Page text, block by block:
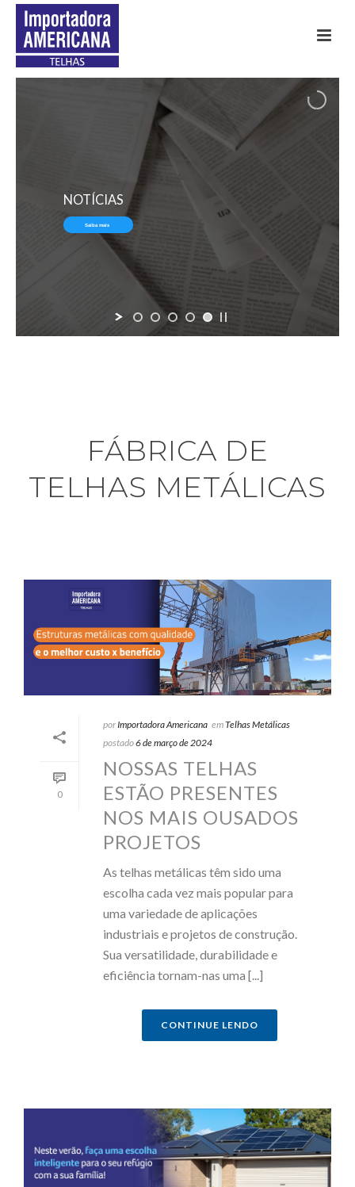
TELHAS
METÁLICAS
FÁBRICA DE
TELHAS METÁLICAS
0
por Importadora Americana emTelhas Metálicas
postado6 de março de 2024
NOSSAS TELHAS
ESTÃO PRESENTES
NOS MAIS OUSADOS
PROJETOS
As telhas metálicas têm sido uma
escolha cada vez mais popular para
uma variedade de aplicações
industriais e projetos de construção.
Sua versatilidade, durabilidade e
eficiência tornam-nas uma [...]
CONTINUE LENDO